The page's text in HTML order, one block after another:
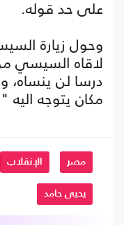
على حد قوله.
وحول زيارة
لاقاه السيسي
درسا لن ينساه،
مكان يتوجه اليه
مصر الإنقلاب
يحيى حامد